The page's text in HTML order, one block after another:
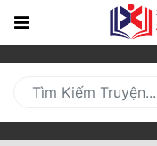
Trang
Mới
Cập